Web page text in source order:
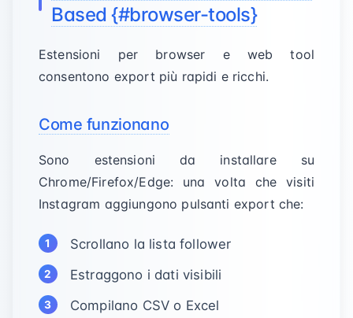
Based {#browser-tools}
Estensioni per browser e web tool
consentono export più rapidi e ricchi.
Come funzionano
Sono estensioni da installare su
Chrome/Firefox/Edge: una volta che visiti
Instagram aggiungono pulsanti export che:
Scrollano la lista follower
Estraggono i dati visibili
Compilano CSV o Excel